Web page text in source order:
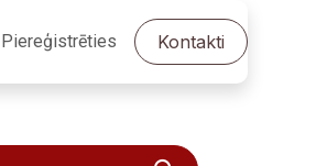
Piereģistrēties Kontakti